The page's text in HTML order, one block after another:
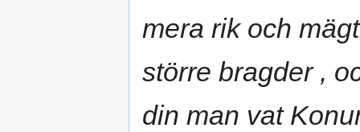
mera rik och
större bragder ,
din man vat